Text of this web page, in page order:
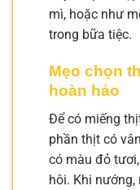
mì, hoặc như
trong bữa tiệc.
Mẹo chọn
hoàn hảo
Để có miếng
phần thịt có
có màu đỏ
hôi. Khi nướng,